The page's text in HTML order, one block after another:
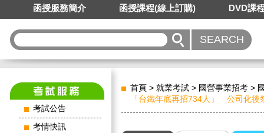
函授服務簡介 函授課程(線上訂購) DVD課
考試公告
考情快訊
首頁 > 就業考試 > 國營事業招考 >
「台鐵年底再招734人」 公司化後